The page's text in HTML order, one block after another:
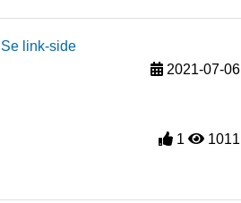
Se link-side
2021-07-06
1 1011